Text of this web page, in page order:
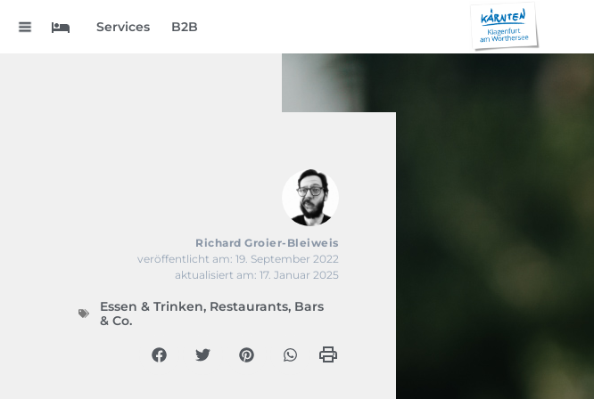
Services B2B
Richard Groier-Bleiweis
veröffentlicht am: 19. September 2022
aktualisiert am: 17. Januar 2025
Essen & Trinken, Restaurants, Bars
& Co.